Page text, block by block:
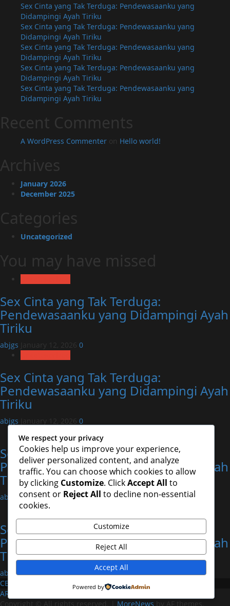
Sex Cinta yang Tak Terduga: Pendewasaanku yang
Didampingi Ayah Tiriku
Sex Cinta yang Tak Terduga: Pendewasaanku yang
Didampingi Ayah Tiriku
Sex Cinta yang Tak Terduga: Pendewasaanku yang
Didampingi Ayah Tiriku
Sex Cinta yang Tak Terduga: Pendewasaanku yang
Didampingi Ayah Tiriku
Sex Cinta yang Tak Terduga: Pendewasaanku yang
Didampingi Ayah Tiriku
Recent Comments
A WordPress Commenter on Hello world!
Archives
January 2026
December 2025
Categories
Uncategorized
You may have missed
Sex Cinta yang Tak Terduga:
Pendewasaanku yang Didampingi Ayah
Tiriku
abjgs January 12, 2026 0
Sex Cinta yang Tak Terduga:
Pendewasaanku yang Didampingi Ayah
Tiriku
abjgs January 12, 2026 0
Sex Cinta yang Tak Terduga:
Pendewasaanku yang Didampingi Ayah
Tiriku
abjgsJanuary 12, 20260
Uncategorized
Sex Cinta yang Tak Terduga:
Pendewasaanku yang Didampingi Ayah
Tiriku
abjgsJanuary 12, 20260
CERDAS4D
AROMA4D
Copyright © All rights reserved.
MoreNews by AF themes.
We respect your privacy
Cookies help us improve your experience,
deliver personalized content, and analyze
traffic. You can choose which cookies to allow
by clicking Customize. ClickAccept All to
consent or Reject All to decline non-essential
cookies.
Customize
Reject All
Accept All
Powered by